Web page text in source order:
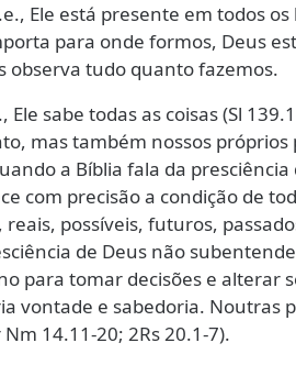
Ele está presente em todos
para onde formos, Deus
observa tudo quanto fazemos.
Ele sabe todas as coisas (Sl
mas também nossos próprios
a Bíblia fala da
com precisão a condição de
possíveis, futuros,
de Deus não
para tomar decisões e alterar
vontade e sabedoria. Noutras
14.11-20; 2Rs 20.1-7).